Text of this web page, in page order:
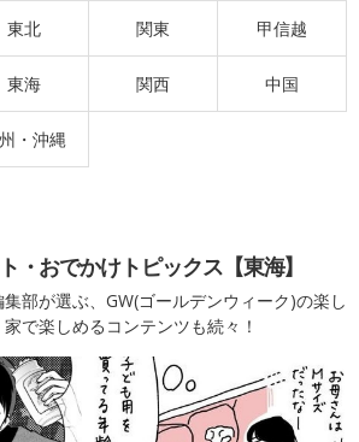
東北 関東 甲信越
東海 関西 中国
・沖縄
・おでかけトピックス【東海】
部が選ぶ、GW(ゴールデンウィーク)の楽し
で楽しめるコンテンツも続々！